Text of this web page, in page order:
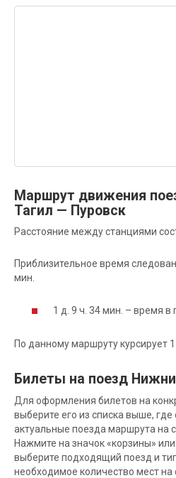
Маршрут движения
Тагил — Пуровск
Расстояние между станциями
Приблизительное время
мин.
1 д. 9 ч. 34 мин. – время в
По данному маршруту курсирует
Билеты на поезд
Для оформления билетов на
выберите его из списка выше,
актуальные поезда маршрута на
Нажмите на значок «корзины»
выберите подходящий поезд и
необходимое количество мест на